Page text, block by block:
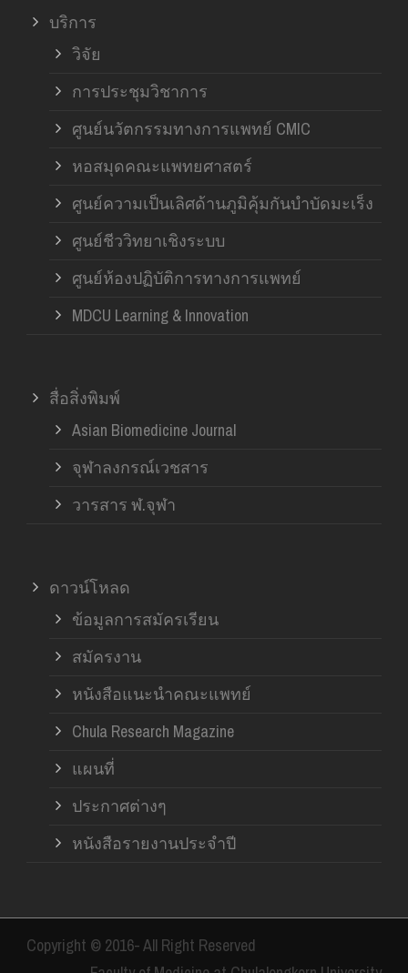
บริการ
วิจัย
การประชุมวิชาการ
ศูนย์นวัตกรรมทางการแพทย์ CMIC
หอสมุดคณะแพทยศาสตร์
ศูนย์ความเป็นเลิศด้านภูมิคุ้มกันบำบัดมะเร็ง
ศูนย์ชีววิทยาเชิงระบบ
ศูนย์ห้องปฏิบัติการทางการแพทย์
MDCU Learning & Innovation
สื่อสิ่งพิมพ์
Asian Biomedicine Journal
จุฬาลงกรณ์เวชสาร
วารสาร ฬ.จุฬา
ดาวน์โหลด
ข้อมูลการสมัครเรียน
สมัครงาน
หนังสือแนะนำคณะแพทย์
Chula Research Magazine
แผนที่
ประกาศต่างๆ
หนังสือรายงานประจำปี
Copyright © 2016- All Right Reserved